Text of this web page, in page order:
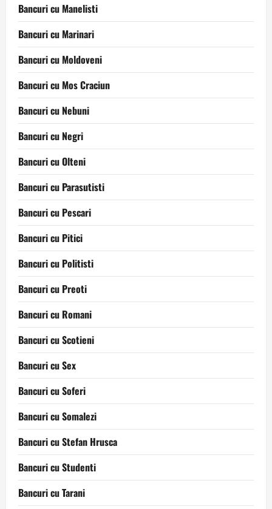
Bancuri cu Manelisti
Bancuri cu Marinari
Bancuri cu Moldoveni
Bancuri cu Mos Craciun
Bancuri cu Nebuni
Bancuri cu Negri
Bancuri cu Olteni
Bancuri cu Parasutisti
Bancuri cu Pescari
Bancuri cu Pitici
Bancuri cu Politisti
Bancuri cu Preoti
Bancuri cu Romani
Bancuri cu Scotieni
Bancuri cu Sex
Bancuri cu Soferi
Bancuri cu Somalezi
Bancuri cu Stefan Hrusca
Bancuri cu Studenti
Bancuri cu Tarani